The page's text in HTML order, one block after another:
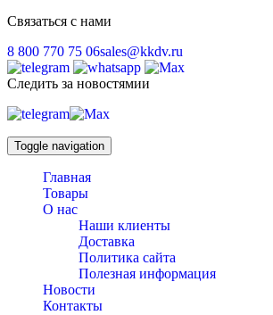
Связаться с нами
8 800 770 75 06sales@kkdv.ru
Следить за новостямии
Toggle navigation
Главная
Товары
О нас
Наши клиенты
Доставка
Политика сайта
Полезная информация
Новости
Контакты